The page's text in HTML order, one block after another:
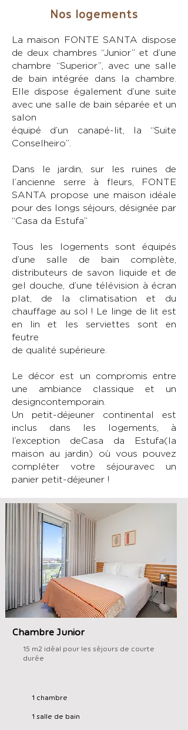
Fonte Santa Manor House
Interior Video
Nos logements
La maison FONTE SANTA dispose
de deux chambres “Junior” et d’une
chambre “Superior”, avec une salle
de bain intégrée dans la chambre.
Elle dispose également d’une suite
avec une salle de bain séparée et un
salon
équipé d’un canapé-lit, la “Suite
Conselheiro”.
Dans le jardin, sur les ruines de
l’ancienne serre à fleurs, FONTE
SANTA propose une maison idéale
pour des longs séjours, désignée par
“Casa da Estufa”
Tous les logements sont équipés
d’une salle de bain complète,
distributeurs de savon liquide et de
gel douche, d’une télévision à écran
plat, de la climatisation et du
chauffage au sol ! Le linge de lit est
en lin et les serviettes sont en
feutre
de qualité supérieure.
Le décor est un compromis entre
une ambiance classique et un
designcontemporain.
Un petit-déjeuner continental est
inclus dans les logements, à
l’exception deCasa da Estufa(la
maison au jardin) où vous pouvez
compléter votre séjouravec un
panier petit-déjeuner !
Chambre Junior
15 m2 idéal pour les séjours de courte
durée
1 chambre
1 salle de bain